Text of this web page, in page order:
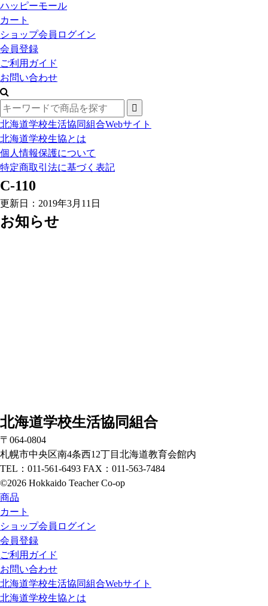
ハッピーモール
カート
ショップ会員ログイン
会員登録
ご利用ガイド
お問い合わせ
北海道学校生活協同組合Webサイト
北海道学校生協とは
個人情報保護について
特定商取引法に基づく表記
C-110
更新日：2019年3月11日
お知らせ
北海道学校生活協同組合
〒064-0804
札幌市中央区南4条西12丁目北海道教育会館内
TEL：011-561-6493 FAX：011-563-7484
©2026 Hokkaido Teacher Co-op
商品
カート
ショップ会員ログイン
会員登録
ご利用ガイド
お問い合わせ
北海道学校生活協同組合Webサイト
北海道学校生協とは